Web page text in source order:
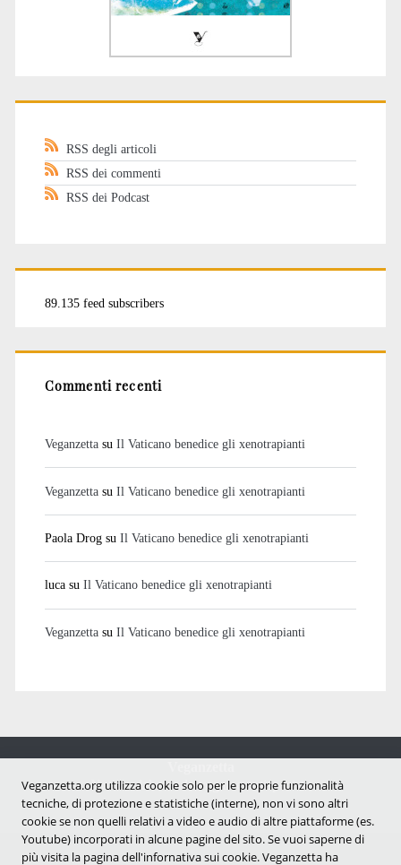
RSS degli articoli
RSS dei commenti
RSS dei Podcast
89.135 feed subscribers
Commenti recenti
Veganzettasu Il Vaticano benedice gli xenotrapianti
Veganzettasu Il Vaticano benedice gli xenotrapianti
Paola Drogsu Il Vaticano benedice gli xenotrapianti
lucasu Il Vaticano benedice gli xenotrapianti
Veganzettasu Il Vaticano benedice gli xenotrapianti
Notizie dal mondo vegan e antispecista
Veganzetta.org utilizza cookie solo per le proprie funzionalità
tecniche, di protezione e statistiche (interne), non vi sono altri
cookie se non quelli relativi a video e audio di altre piattaforme (es.
Youtube) incorporati in alcune pagine del sito. Se vuoi saperne di
più visita la pagina dell'infornativa sui cookie. Veganzetta ha